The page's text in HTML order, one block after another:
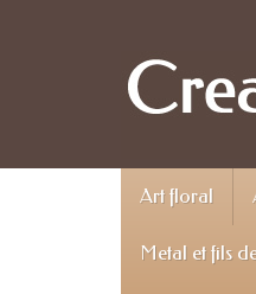
Art floral
Metal et fils